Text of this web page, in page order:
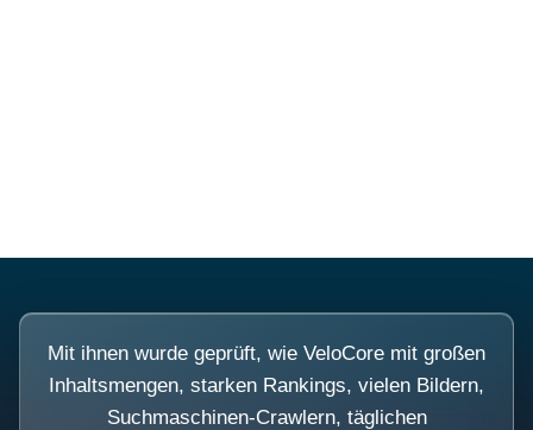
Mit ihnen wurde geprüft, wie VeloCore mit großen
Inhaltsmengen, starken Rankings, vielen Bildern,
Suchmaschinen-Crawlern, täglichen